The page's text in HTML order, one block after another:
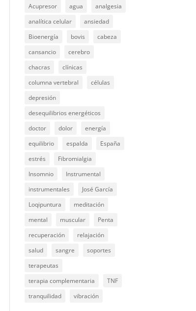
Acupresor
agua
analgesia
analítica celular
ansiedad
Bioenergía
bovis
cabeza
cansancio
cerebro
chacras
clínicas
columna vertebral
células
depresión
desequilibrios energéticos
doctor
dolor
energía
equilibrio
espalda
España
estrés
Fibromialgia
Insomnio
Instrumental
instrumentales
José García
Loqipuntura
meditación
mental
muscular
Penta
recuperación
relajación
salud
sangre
soportes
terapeutas
terapia complementaria
TNF
tranquilidad
vibración